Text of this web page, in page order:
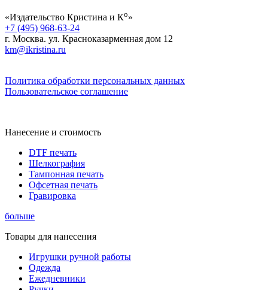
«Издательство Кристина и Ко»
+7 (495) 968-63-24
г. Москва. ул. Красноказарменная дом 12
km@ikristina.ru
Политика обработки персональных данных
Пользовательское соглашение
Нанесение и стоимость
DTF печать
Шелкография
Тампонная печать
Офсетная печать
Гравировка
больше
Товары для нанесения
Игрушки ручной работы
Одежда
Ежедневники